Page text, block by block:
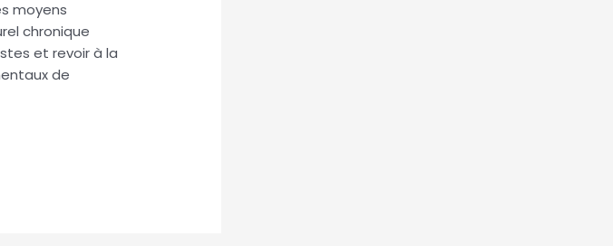
moyens
chronique
et revoir à la
de